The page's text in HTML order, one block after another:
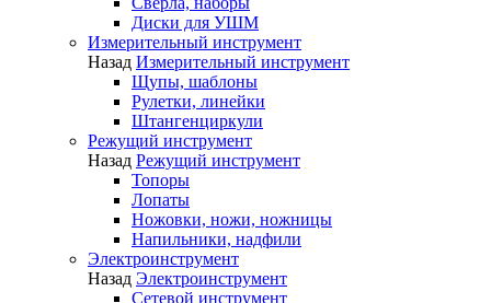
Диски для УШМ
Измерительный инструмент
Назад Измерительный инструмент
Щупы, шаблоны
Рулетки, линейки
Штангенциркули
Режущий инструмент
Назад Режущий инструмент
Топоры
Лопаты
Ножовки, ножи, ножницы
Напильники, надфили
Электроинструмент
Назад Электроинструмент
Сетевой инструмент